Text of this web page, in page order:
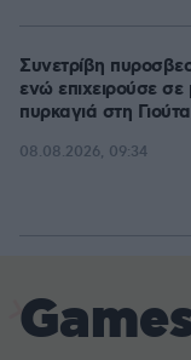
Συνετρίβη
ενώ επιχειρούσε
πυρκαγιά στη Γιούτα
08.08.2026, 09:34